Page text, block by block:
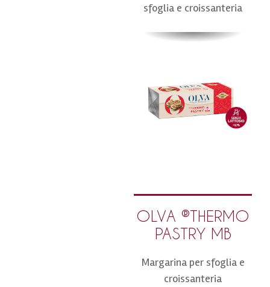
sfoglia e croissanteria
OLVA ®THERMO
PASTRY MB
Margarina per sfoglia e
croissanteria